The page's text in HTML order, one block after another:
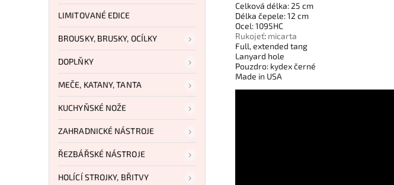
LIMITOVANÉ EDICE
BROUSKY, BRUSKY, OCÍLKY
DOPLŇKY
MEČE, KATANY, TANTA
KUCHYŇSKÉ NOŽE
ZAHRADNICKÉ NÁSTROJE
ŘEZBÁŘSKÉ NÁSTROJE
HOLÍCÍ STROJKY, BŘITVY
Celková délka: 25 cm
Délka čepele: 12 cm
Ocel: 1095HC
Rukojeť: micarta
Full, extended tang
Lanyard hole
Pouzdro: kydex černé
Made in USA